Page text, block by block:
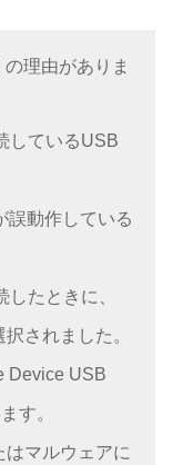
理由がありま
しているUSB
誤動作している
たときに、
されました。
Device USB
す。
はマルウェアに